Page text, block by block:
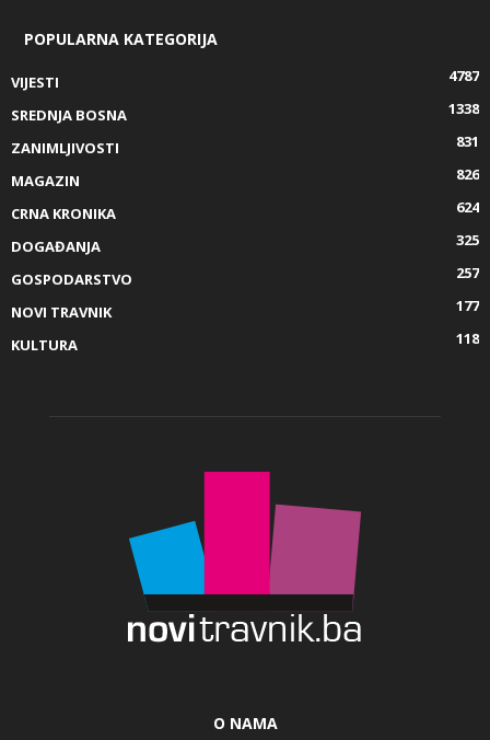
POPULARNA KATEGORIJA
VIJESTI
4787
SREDNJA BOSNA
1338
ZANIMLJIVOSTI
831
MAGAZIN
826
CRNA KRONIKA
624
DOGAĐANJA
325
GOSPODARSTVO
257
NOVI TRAVNIK
177
KULTURA
118
O NAMA